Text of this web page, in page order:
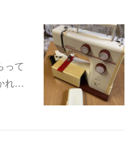
って
れ…